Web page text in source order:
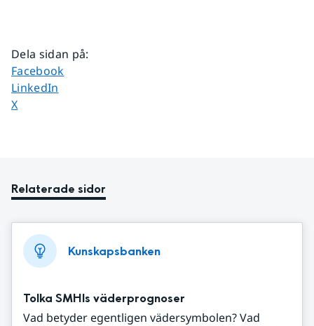
Dela sidan på:
Dela sidan på
Facebook
Dela sidan på
LinkedIn
Dela sidan på
X
Relaterade sidor
Kunskapsbanken
Tolka SMHIs väderprognoser
Vad betyder egentligen vädersymbolen? Vad